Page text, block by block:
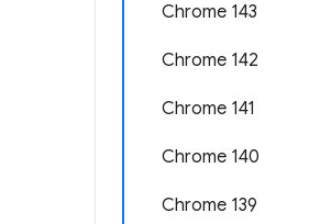
Chrome 143
Chrome 142
Chrome 141
Chrome 140
Chrome 139